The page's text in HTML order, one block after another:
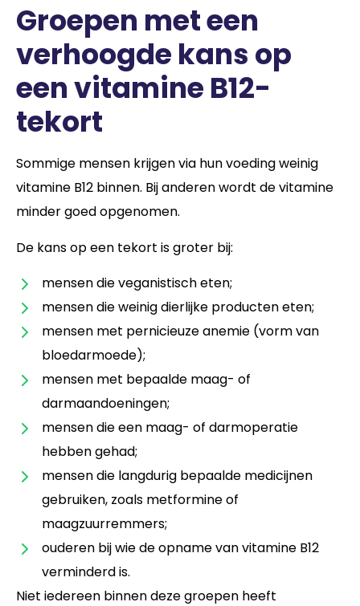
Groepen met een
verhoogde kans op
een vitamine B12-
tekort
Sommige mensen krijgen via hun voeding weinig
vitamine B12 binnen. Bij anderen wordt de vitamine
minder goed opgenomen.
De kans op een tekort is groter bij:
mensen die veganistisch eten;
mensen die weinig dierlijke producten eten;
mensen met pernicieuze anemie (vorm van
bloedarmoede);
mensen met bepaalde maag- of
darmaandoeningen;
mensen die een maag- of darmoperatie
hebben gehad;
mensen die langdurig bepaalde medicijnen
gebruiken, zoals metformine of
maagzuurremmers;
ouderen bij wie de opname van vitamine B12
verminderd is.
Niet iedereen binnen deze groepen heeft